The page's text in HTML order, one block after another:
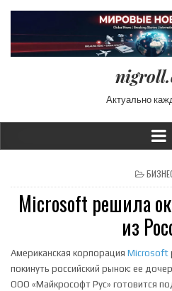
Актуально
POSTED
Microsoft решила
из
Американская корпорация Microsoft
покинуть российский рынок: ее
ООО «Майкрософт Рус» готовится